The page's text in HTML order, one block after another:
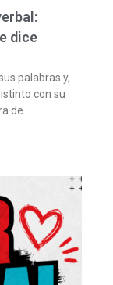
dice
palabras y,
con su
de